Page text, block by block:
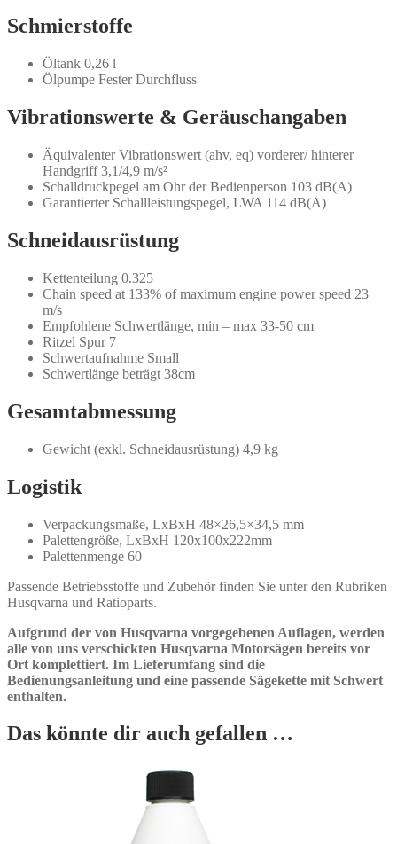
Schmierstoffe
Öltank 0,26 l
Ölpumpe Fester Durchfluss
Vibrationswerte & Geräuschangaben
Äquivalenter Vibrationswert (ahv, eq) vorderer/ hinterer
Handgriff 3,1/4,9 m/s²
Schalldruckpegel am Ohr der Bedienperson 103 dB(A)
Garantierter Schallleistungspegel, LWA 114 dB(A)
Schneidausrüstung
Kettenteilung 0.325
Chain speed at 133% of maximum engine power speed 23
m/s
Empfohlene Schwertlänge, min – max 33-50 cm
Ritzel Spur 7
Schwertaufnahme Small
Schwertlänge beträgt 38cm
Gesamtabmessung
Gewicht (exkl. Schneidausrüstung) 4,9 kg
Logistik
Verpackungsmaße, LxBxH 48×26,5×34,5 mm
Palettengröße, LxBxH 120x100x222mm
Palettenmenge 60
Passende Betriebsstoffe und Zubehör finden Sie unter den Rubriken
Husqvarna und Ratioparts.
Aufgrund der von Husqvarna vorgegebenen Auflagen, werden
alle von uns verschickten Husqvarna Motorsägen bereits vor
Ort komplettiert. Im Lieferumfang sind die
Bedienungsanleitung und eine passende Sägekette mit Schwert
enthalten.
Das könnte dir auch gefallen …